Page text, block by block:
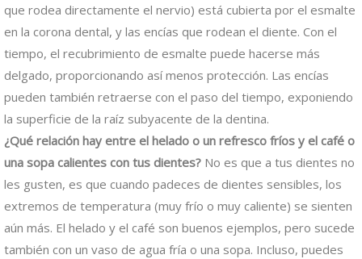
que rodea directamente el nervio) está cubierta por el esmalte
en la corona dental, y las encías que rodean el diente. Con el
tiempo, el recubrimiento de esmalte puede hacerse más
delgado, proporcionando así menos protección. Las encías
pueden también retraerse con el paso del tiempo, exponiendo
la superficie de la raíz subyacente de la dentina.
¿Qué relación hay entre el helado o un refresco fríos y el café o
una sopa calientes con tus dientes? No es que a tus dientes no
les gusten, es que cuando padeces de dientes sensibles, los
extremos de temperatura (muy frío o muy caliente) se sienten
aún más. El helado y el café son buenos ejemplos, pero sucede
también con un vaso de agua fría o una sopa. Incluso, puedes